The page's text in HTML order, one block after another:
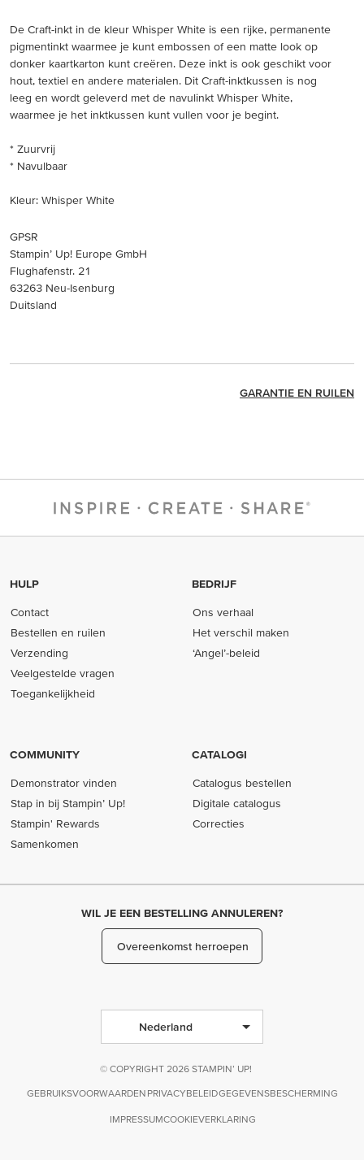
De Craft-inkt in de kleur Whisper White is een rijke, permanente
pigmentinkt waarmee je kunt embossen of een matte look op
donker kaartkarton kunt creëren. Deze inkt is ook geschikt voor
hout, textiel en andere materialen. Dit Craft-inktkussen is nog
leeg en wordt geleverd met de navulinkt Whisper White,
waarmee je het inktkussen kunt vullen voor je begint.
* Zuurvrij
* Navulbaar
Kleur: Whisper White
GPSR
Stampin’ Up! Europe GmbH
Flughafenstr. 21
63263 Neu-Isenburg
Duitsland
GARANTIE EN RUILEN
HULP
Contact
Bestellen en ruilen
Verzending
Veelgestelde vragen
Toegankelijkheid
BEDRIJF
Ons verhaal
Het verschil maken
‘Angel’-beleid
COMMUNITY
Demonstrator vinden
Stap in bij Stampin’ Up!
Stampin' Rewards
Samenkomen
CATALOGI
Catalogus bestellen
Digitale catalogus
Correcties
WIL JE EEN BESTELLING ANNULEREN?
Overeenkomst herroepen
Nederland
© COPYRIGHT 2026 STAMPIN’ UP!
GEBRUIKSVOORWAARDEN PRIVACYBELEIDGEGEVENSBESCHERMING
IMPRESSUMCOOKIEVERKLARING